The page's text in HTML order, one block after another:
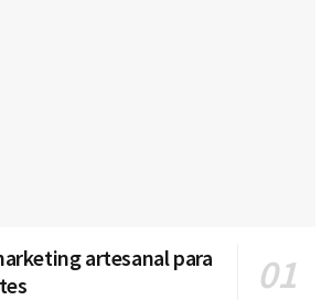
artesanal para